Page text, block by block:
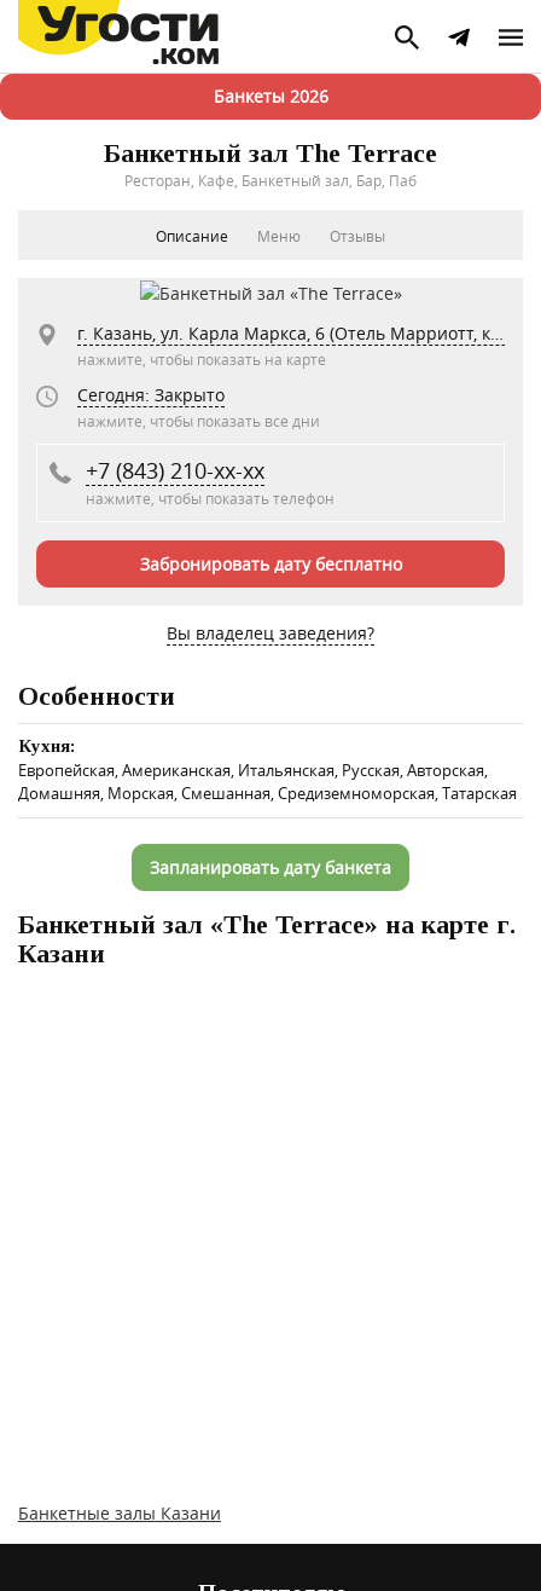
Банкеты 2026
Банкетный зал The Terrace
Ресторан, Кафе, Банкетный зал, Бар, Паб
Описание Меню Отзывы
нажмите, чтобы показать на карте
Сегодня: Закрыто
нажмите, чтобы показать все дни
+7 (843) 210-xx-xx
нажмите, чтобы показать телефон
Забронировать дату бесплатно
Вы владелец заведения?
Особенности
Кухня:
Европейская, Американская, Итальянская, Русская, Авторская,
Домашняя, Морская, Смешанная, Средиземноморская, Татарская
Запланировать дату банкета
Банкетный зал «The Terrace» на карте г.
Казани
Банкетные залы Казани